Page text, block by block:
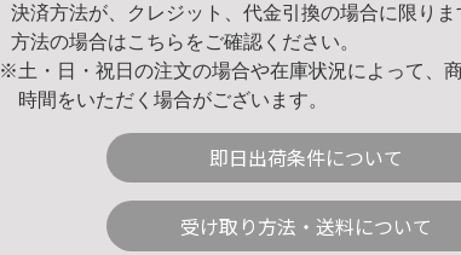
決済方法が、クレジット、代金引換の場合に限り
方法の場合はこちら をご確認ください。
※土・日・祝日の注文の場合や在庫状況によって、
時間をいただく場合がございます。
即日出荷条件について
受け取り方法・送料について